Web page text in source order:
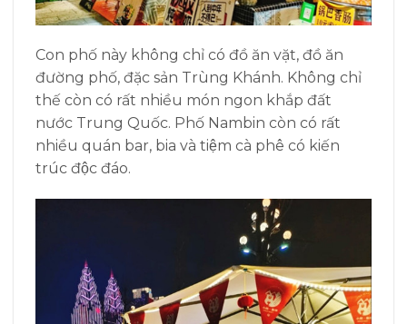
Con phố này không chỉ có đồ ăn vặt, đồ ăn
đường phố, đặc sản Trùng Khánh. Không chỉ
thế còn có rất nhiều món ngon khắp đất
nước Trung Quốc. Phố Nambin còn có rất
nhiều quán bar, bia và tiệm cà phê có kiến
trúc độc đáo.